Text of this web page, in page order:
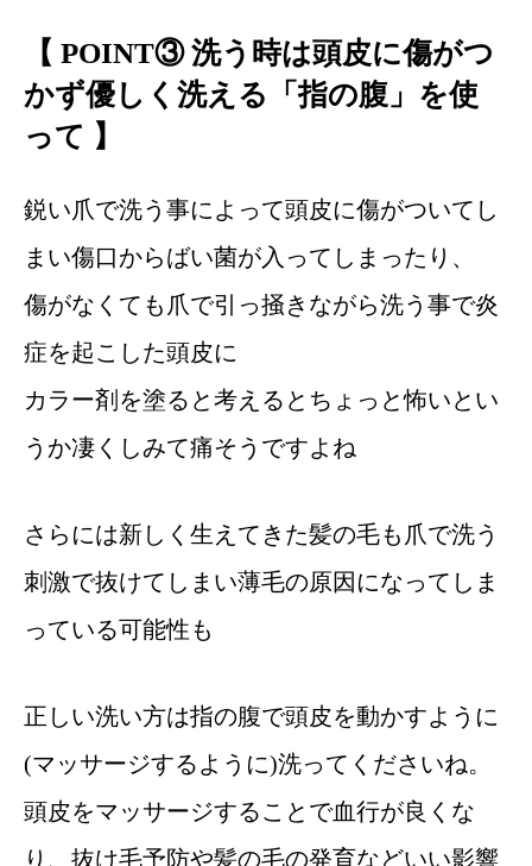
【 POINT③ 洗う時は頭皮に傷がつ
かず優しく洗える「指の腹」を使
って 】
鋭い爪で洗う事によって頭皮に傷がついてし
まい傷口からばい菌が入ってしまったり、
傷がなくても爪で引っ掻きながら洗う事で炎
症を起こした頭皮に
カラー剤を塗ると考えるとちょっと怖いとい
うか凄くしみて痛そうですよね
さらには新しく生えてきた髪の毛も爪で洗う
刺激で抜けてしまい薄毛の原因になってしま
っている可能性も
正しい洗い方は指の腹で頭皮を動かすように
(マッサージするように)洗ってくださいね。
頭皮をマッサージすることで血行が良くな
り、抜け毛予防や髪の毛の発育などいい影響